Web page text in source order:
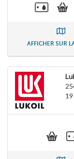
AFFICHER SUR